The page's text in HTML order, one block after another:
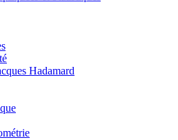
Hadamard